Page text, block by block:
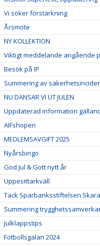
Vi söker förstärkning
Årsmöte
NY KOLLEKTION
Viktigt meddelande angående
Besök på IP
Summering av
NU DANSAR VI UT JULEN
Uppdaterad information
AIFshopen
MEDLEMSAVGIFT 2025
Nyårsbingo
God Jul & Gott nytt år
Uppesittarkväll
Tack Sparbanksstiftelsen
Summering
Julklappstips
Fotbollsgalan 2024